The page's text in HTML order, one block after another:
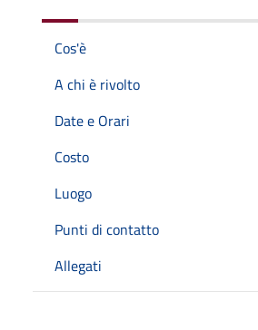
Cos'è
A chi è rivolto
Date e Orari
Costo
Luogo
Punti di contatto
Allegati